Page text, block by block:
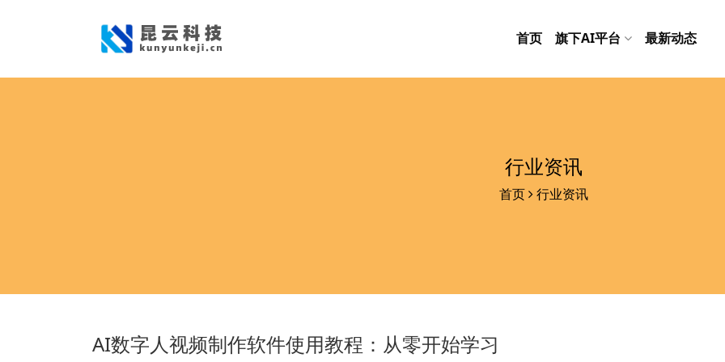
首页 旗下AI平台 最新动态
行业资讯
首页 行业资讯
AI数字人视频制作软件使用教程：从零开始学习